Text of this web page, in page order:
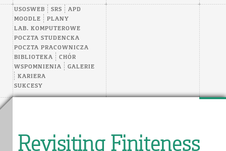
USOSWEB SRS
APD
MOODLE
PLANY
LAB. KOMPUTEROWE
POCZTA STUDENCKA
POCZTA PRACOWNICZA
BIBLIOTEKA
CHÓR
WSPOMNIENIA
GALERIE
KARIERA
SUKCESY
Revisiting Finiteness